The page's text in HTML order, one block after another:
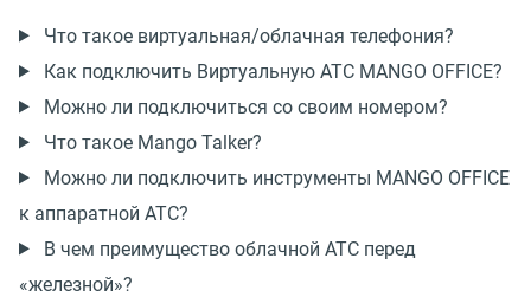
Что такое виртуальная/облачная телефония?
Как подключить Виртуальную АТС MANGO OFFICE?
Можно ли подключиться со своим номером?
Что такое Mango Talker?
Можно ли подключить инструменты MANGO OFFICE
к аппаратной АТС?
В чем преимущество облачной АТС перед
«железной»?